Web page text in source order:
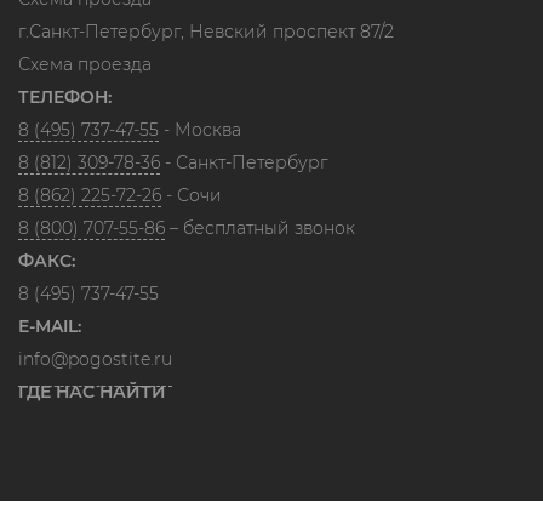
г.Санкт-Петербург, Невский проспект 87/2
Схема проезда
ТЕЛЕФОН:
8 (495) 737-47-55 - Москва
8 (812) 309-78-36 - Санкт-Петербург
8 (862) 225-72-26 - Сочи
8 (800) 707-55-86 – бесплатный звонок
ФАКС:
8 (495) 737-47-55
E-MAIL:
info@pogostite.ru
ГДЕ НАС НАЙТИ